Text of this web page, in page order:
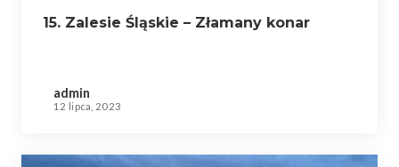
15. Zalesie Śląskie – Złamany konar
admin
12 lipca, 2023